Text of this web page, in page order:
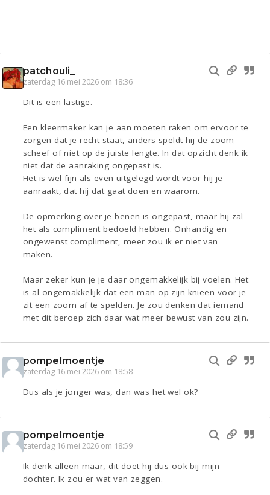
patchouli_
zaterdag 16 mei 2026 om 18:36
Dit is een lastige.
Een kleermaker kan je aan moeten raken om ervoor te
zorgen dat je recht staat, anders speldt hij de zoom
scheef of niet op de juiste lengte. In dat opzicht denk ik
niet dat de aanraking ongepast is.
Het is wel fijn als even uitgelegd wordt voor hij je
aanraakt, dat hij dat gaat doen en waarom.
De opmerking over je benen is ongepast, maar hij zal
het als compliment bedoeld hebben. Onhandig en
ongewenst compliment, meer zou ik er niet van
maken.
Maar zeker kun je je daar ongemakkelijk bij voelen. Het
is al ongemakkelijk dat een man op zijn knieën voor je
zit een zoom af te spelden. Je zou denken dat iemand
met dit beroep zich daar wat meer bewust van zou zijn.
pompelmoentje
zaterdag 16 mei 2026 om 18:58
Dus als je jonger was, dan was het wel ok?
pompelmoentje
zaterdag 16 mei 2026 om 18:59
Ik denk alleen maar, dit doet hij dus ook bij mijn
dochter. Ik zou er wat van zeggen.